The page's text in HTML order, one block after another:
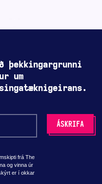
þekkingargrunni
um
frá The
og vinna úr
er í okkar